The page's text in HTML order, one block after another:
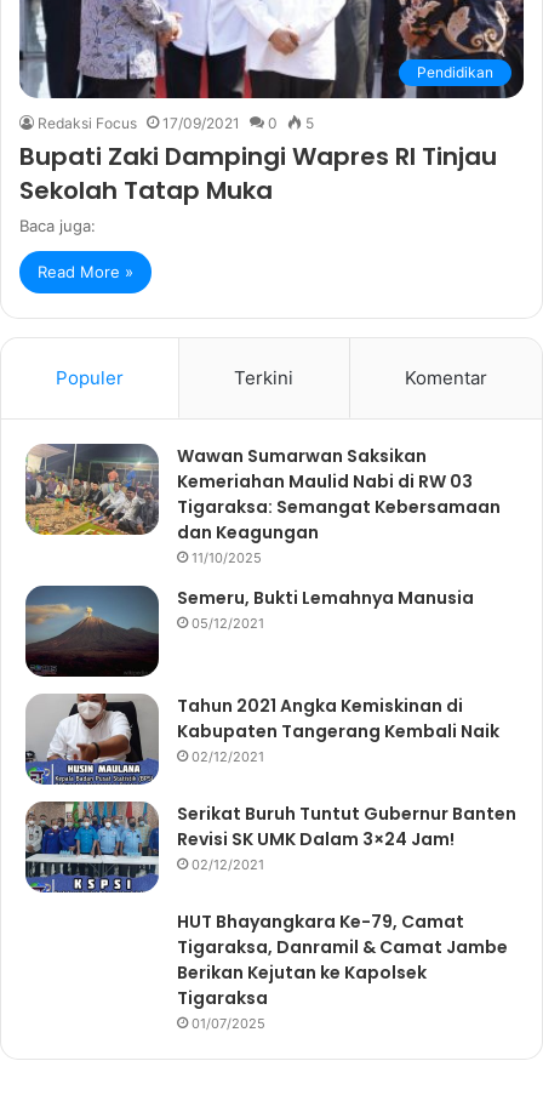
Pendidikan
Redaksi Focus 17/09/2021 0 5
Bupati Zaki Dampingi Wapres RI Tinjau
Sekolah Tatap Muka
Baca juga:
Read More »
Populer Terkini Komentar
Wawan Sumarwan Saksikan
Kemeriahan Maulid Nabi di RW 03
Tigaraksa: Semangat Kebersamaan
dan Keagungan
11/10/2025
Semeru, Bukti Lemahnya Manusia
05/12/2021
Tahun 2021 Angka Kemiskinan di
Kabupaten Tangerang Kembali Naik
02/12/2021
Serikat Buruh Tuntut Gubernur Banten
Revisi SK UMK Dalam 3×24 Jam!
02/12/2021
HUT Bhayangkara Ke-79, Camat
Tigaraksa, Danramil & Camat Jambe
Berikan Kejutan ke Kapolsek
Tigaraksa
01/07/2025